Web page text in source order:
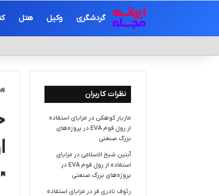
گردشگری وکیل هتل
نظرات کاربران
مازیار کوهکن در مزایای استفاده
از رول فوم EVA در پروژه‌های
بزرگ صنعتی
آبتین شیخ الاسلامی در مزایای
استفاده از رول فوم EVA در
پروژه‌های بزرگ صنعتی
رئوف نادری فر در مزایای استفاده